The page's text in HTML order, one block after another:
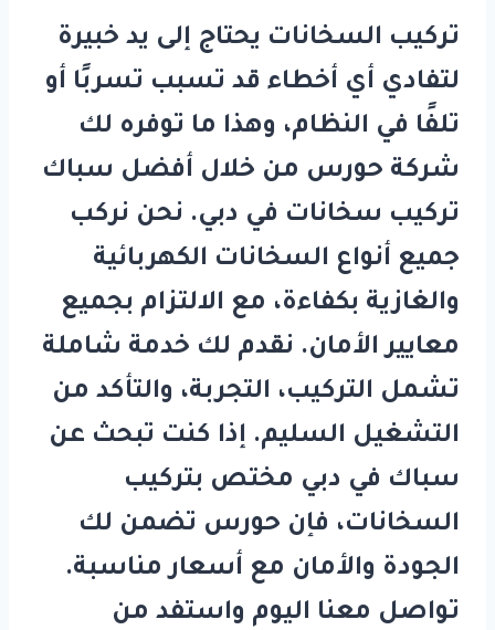
تركيب السخانات يحتاج إلى يد خبيرة
لتفادي أي أخطاء قد تسبب تسربًا أو
تلفًا في النظام، وهذا ما توفره لك
شركة حورس من خلال أفضل سباك
تركيب سخانات في دبي. نحن نركب
جميع أنواع السخانات الكهربائية
والغازية بكفاءة، مع الالتزام بجميع
معايير الأمان. نقدم لك خدمة شاملة
تشمل التركيب، التجربة، والتأكد من
التشغيل السليم. إذا كنت تبحث عن
سباك في دبي مختص بتركيب
السخانات، فإن حورس تضمن لك
الجودة والأمان مع أسعار مناسبة.
تواصل معنا اليوم واستفد من